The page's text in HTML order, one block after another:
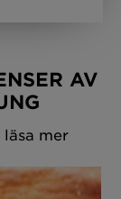
AV
mer